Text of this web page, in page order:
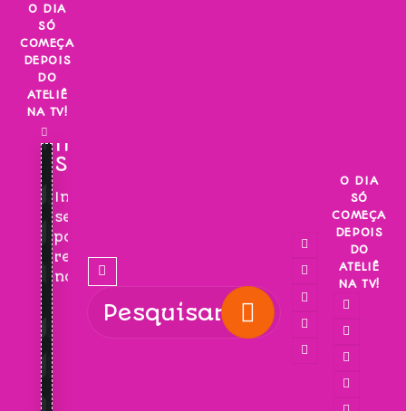
Skip
content
O DIA
SÓ
COMEÇA
DEPOIS
DO
ATELIÊ
NA TV!
INSCREVA-
SE!
Inscreva-
se
para
receber
novidades!
O DIA
SÓ
COMEÇA
DEPOIS
DO
ATELIÊ
NA TV!